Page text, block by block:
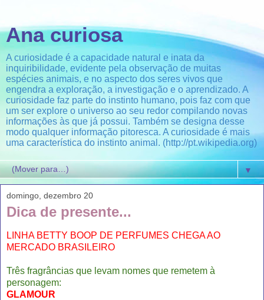
Ana curiosa
A curiosidade é a capacidade natural e inata da
inquiribilidade, evidente pela observação de muitas
espécies animais, e no aspecto dos seres vivos que
engendra a exploração, a investigação e o aprendizado. A
curiosidade faz parte do instinto humano, pois faz com que
um ser explore o universo ao seu redor compilando novas
informações às que já possui. Também se designa desse
modo qualquer informação pitoresca. A curiosidade é mais
uma característica do instinto animal. (http://pt.wikipedia.org)
▼
domingo, dezembro 20
Dica de presente...
LINHA BETTY BOOP DE PERFUMES CHEGA AO
MERCADO BRASILEIRO
Três fragrâncias que levam nomes que remetem à
personagem:
GLAMOUR